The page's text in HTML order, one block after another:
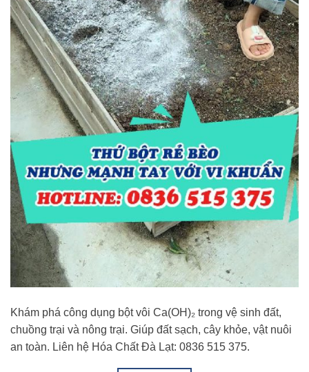
Khám phá công dụng bột vôi Ca(OH)₂ trong vệ sinh đất,
chuồng trại và nông trại. Giúp đất sạch, cây khỏe, vật nuôi
an toàn. Liên hệ Hóa Chất Đà Lạt: 0836 515 375.